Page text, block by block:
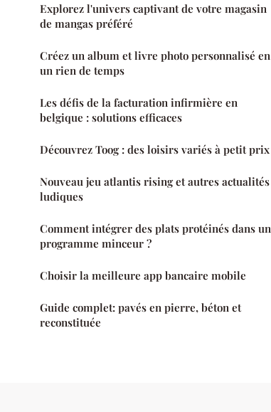
Explorez l'univers captivant de votre magasin
de mangas préféré
Créez un album et livre photo personnalisé en
un rien de temps
Les défis de la facturation infirmière en
belgique : solutions efficaces
Découvrez Toog : des loisirs variés à petit prix
Nouveau jeu atlantis rising et autres actualités
ludiques
Comment intégrer des plats protéinés dans un
programme minceur ?
Choisir la meilleure app bancaire mobile
Guide complet: pavés en pierre, béton et
reconstituée